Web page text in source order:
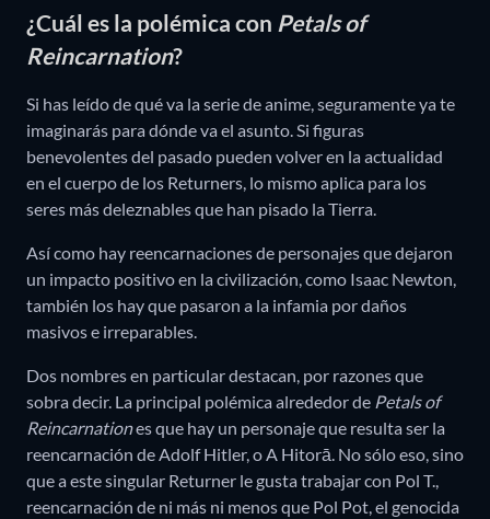
¿Cuál es la polémica con Petals of
Reincarnation?
Si has leído de qué va la serie de anime, seguramente ya te
imaginarás para dónde va el asunto. Si figuras
benevolentes del pasado pueden volver en la actualidad
en el cuerpo de los Returners, lo mismo aplica para los
seres más deleznables que han pisado la Tierra.
Así como hay reencarnaciones de personajes que dejaron
un impacto positivo en la civilización, como Isaac Newton,
también los hay que pasaron a la infamia por daños
masivos e irreparables.
Dos nombres en particular destacan, por razones que
sobra decir. La principal polémica alrededor de Petals of
Reincarnationes que hay un personaje que resulta ser la
reencarnación de Adolf Hitler, o A Hitorā. No sólo eso, sino
que a este singular Returner le gusta trabajar con Pol T.,
reencarnación de ni más ni menos que Pol Pot, el genocida